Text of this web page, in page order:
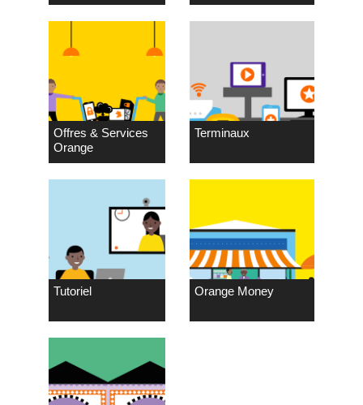
Offres & Services
Orange
Terminaux
Tutoriel Orange Money